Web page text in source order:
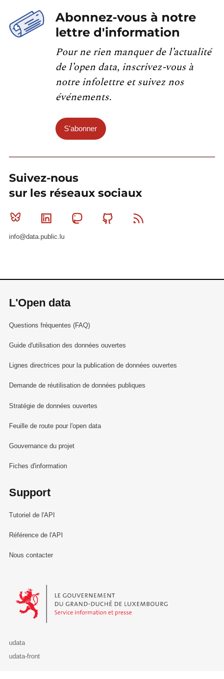
Abonnez-vous à notre
lettre d'information
Pour ne rien manquer de l’actualité
de l’open data, inscrivez-vous à
notre infolettre et suivez nos
événements.
S'abonner
Suivez-nous
sur les réseaux sociaux
Bluesky Linkedin MastodonGithub
info@data.public.lu
L'Open data
Questions fréquentes (FAQ)
Guide d'utilisation des données ouvertes
Lignes directrices pour la publication de données ouvertes
Demande de réutilisation de données publiques
Stratégie de données ouvertes
Feuille de route pour l'open data
Gouvernance du projet
Fiches d'information
Support
Tutoriel de l'API
Référence de l'API
Nous contacter
Le Gouvernement du Grand-Duché de Luxembourg - Service
udata
udata-front